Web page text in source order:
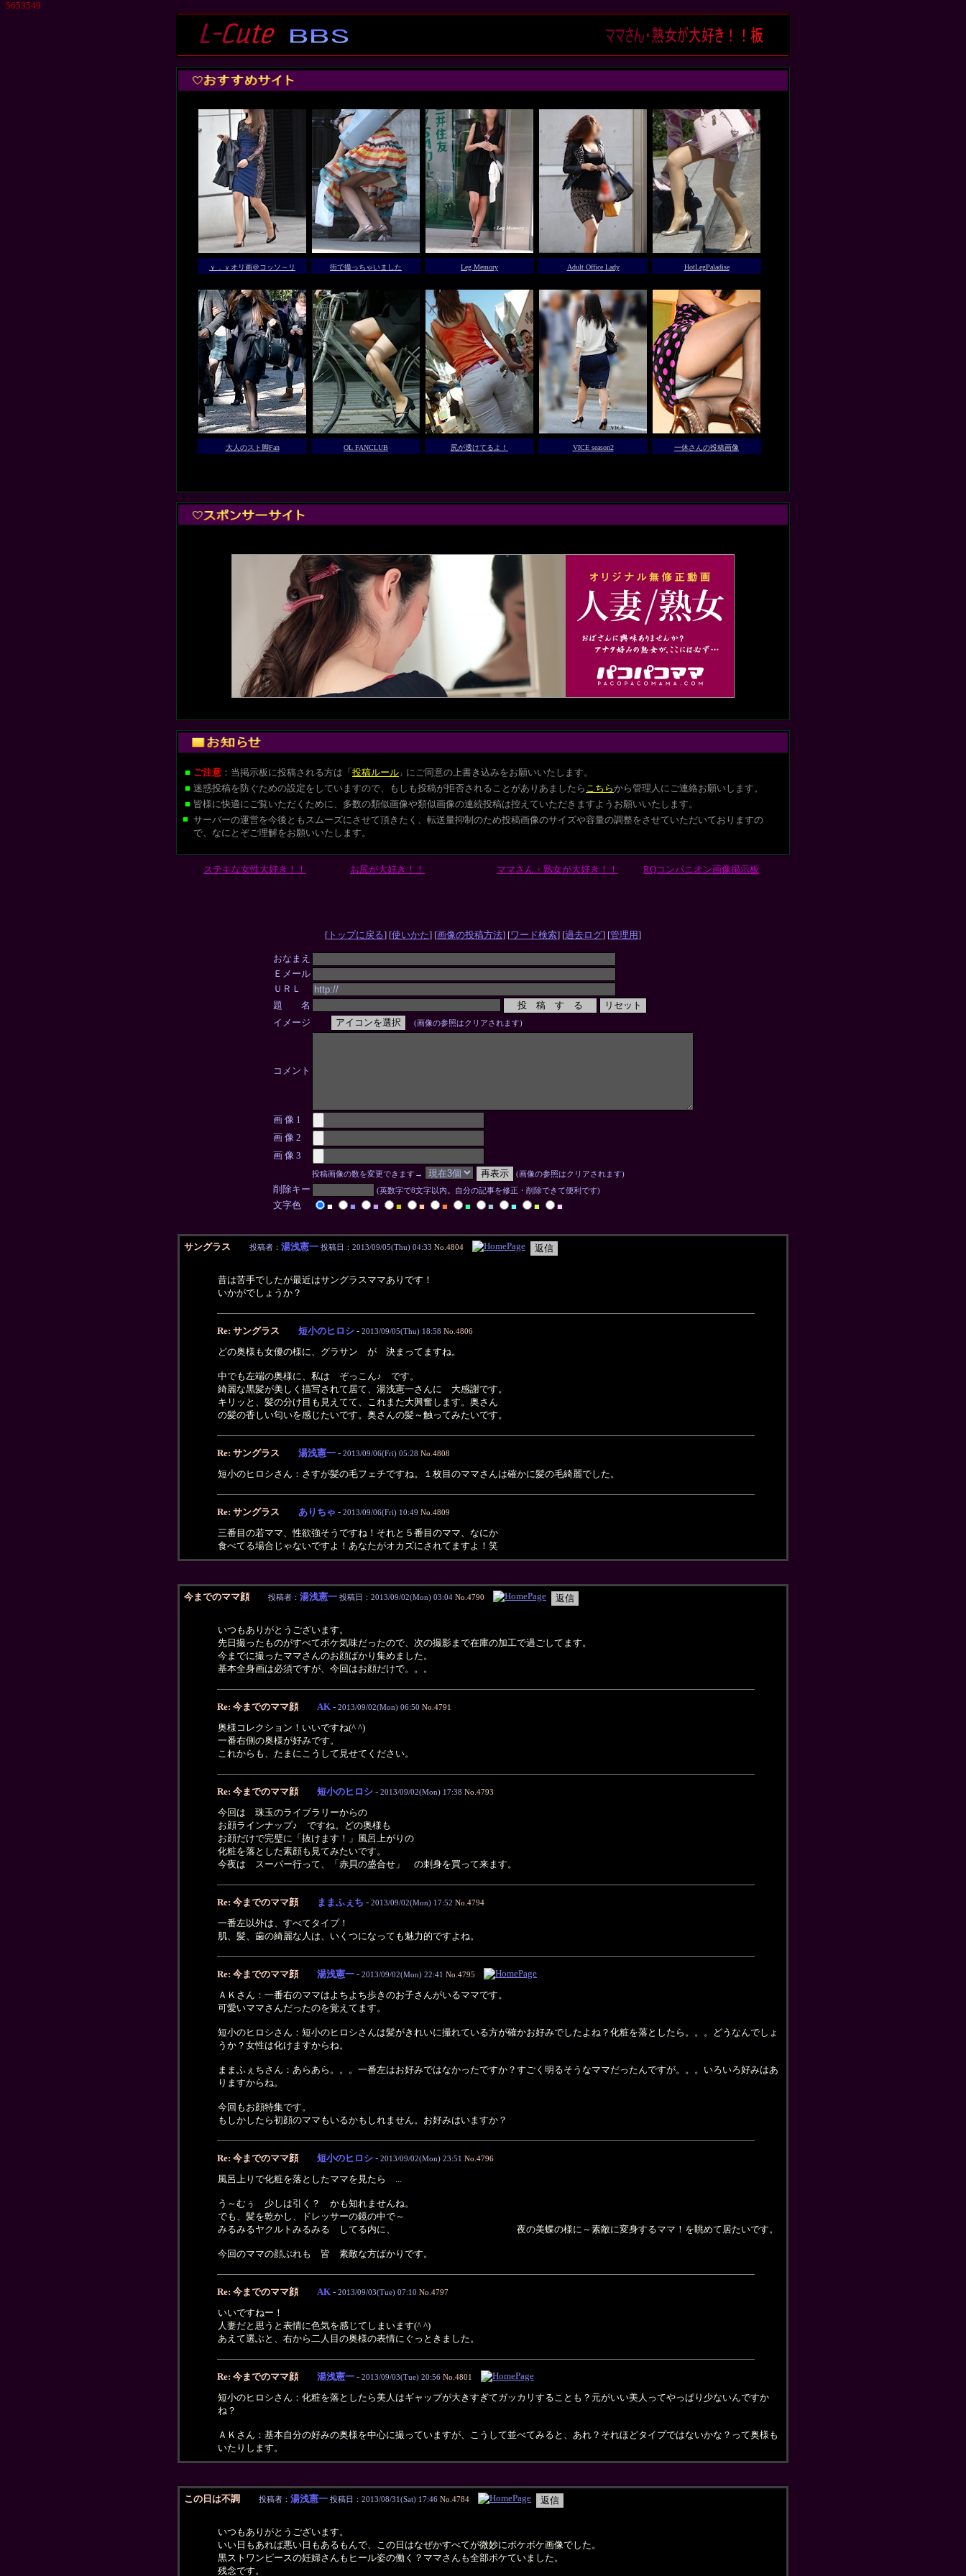
5653549
■ ご注意 ：当掲示板に投稿される方は 「 投稿ルール 」 にご同意の上書き込みをお願いいたします。
■ 迷惑投稿を防ぐための設定をしていますので、もしも投稿が拒否されることがありあましたら こちらから管理人にご連絡お願いします。
■ 皆様に快適にご覧いただくために、多数の類似画像や類似画像の連続投稿は控えていただきますようお願いいたします。
■ サーバーの運営を今後ともスムーズにさせて頂きたく、転送量抑制のため投稿画像のサイズや容量の調整をさせていただいておりますの
で、なにとぞご理解をお願いいたします。
ステキな女性大好き！！ お尻が大好き！！ ママさん・熟女が大好き！！ RQコンパニオン画像掲示板
[ トップに戻る] [使いかた] [画像の投稿方法] [ワード検索] [過去ログ] [管理用]
おなまえ
Ｅメール
ＵＲＬ
題 名
イメージ
(画像の参照はクリアされます)
コメント
画 像 1
画 像 2
画 像 3
投稿画像の数を変更できます→ (画像の参照はクリアされます)
削除キー (英数字で8文字以内。自分の記事を修正・削除できて便利です)
文字色 ■ ■ ■ ■ ■ ■ ■ ■ ■ ■ ■
サングラス 投稿者： 湯浅憲一 投稿日：2013/09/05(Thu) 04:33 No.4804
昔は苦手でしたが最近はサングラスママありです！
いかがでしょうか？
Re: サングラス 短小のヒロシ - 2013/09/05(Thu) 18:58 No.4806
どの奥様も女優の様に、グラサン が 決まってますね。
中でも左端の奥様に、私は ぞっこん♪ です。
綺麗な黒髪が美しく描写されて居て、湯浅憲一さんに 大感謝です。
キリッと、髪の分け目も見えてて、これまた大興奮します。奥さん
の髪の香しい匂いを感じたいです。奥さんの髪～触ってみたいです。
Re: サングラス 湯浅憲一 - 2013/09/06(Fri) 05:28 No.4808
短小のヒロシさん：さすが髪の毛フェチですね。１枚目のママさんは確かに髪の毛綺麗でした。
Re: サングラス ありちゃ - 2013/09/06(Fri) 10:49 No.4809
三番目の若ママ、性欲強そうですね！それと５番目のママ、なにか
食べてる場合じゃないですよ！あなたがオカズにされてますよ！笑
今までのママ顔 投稿者： 湯浅憲一 投稿日：2013/09/02(Mon) 03:04 No.4790
いつもありがとうございます。
先日撮ったものがすべてボケ気味だったので、次の撮影まで在庫の加工で過ごしてます。
今までに撮ったママさんのお顔ばかり集めました。
基本全身画は必須ですが、今回はお顔だけで。。。
Re: 今までのママ顔 AK - 2013/09/02(Mon) 06:50 No.4791
奥様コレクション！いいですね(^ ^)
一番右側の奥様が好みです。
これからも、たまにこうして見せてください。
Re: 今までのママ顔 短小のヒロシ - 2013/09/02(Mon) 17:38 No.4793
今回は 珠玉のライブラリーからの
お顔ラインナップ♪ ですね。どの奥様も
お顔だけで完璧に「抜けます！」風呂上がりの
化粧を落とした素顔も見てみたいです。
今夜は スーパー行って、「赤貝の盛合せ」 の刺身を買って来ます。
Re: 今までのママ顔 ままふぇち - 2013/09/02(Mon) 17:52 No.4794
一番左以外は、すべてタイプ！
肌、髪、歯の綺麗な人は、いくつになっても魅力的ですよね。
Re: 今までのママ顔 湯浅憲一 - 2013/09/02(Mon) 22:41 No.4795
ＡＫさん：一番右のママはよちよち歩きのお子さんがいるママです。
可愛いママさんだったのを覚えてます。
短小のヒロシさん：短小のヒロシさんは髪がきれいに撮れている方が確かお好みでしたよね？化粧を落としたら。。。どうなんでしょ
うか？女性は化けますからね。
ままふぇちさん：あらあら。。。一番左はお好みではなかったですか？すごく明るそうなママだったんですが。。。いろいろ好みはあ
りますからね。
今回もお顔特集です。
もしかしたら初顔のママもいるかもしれません。お好みはいますか？
Re: 今までのママ顔 短小のヒロシ - 2013/09/02(Mon) 23:51 No.4796
風呂上りで化粧を落としたママを見たら ...
う～むぅ 少しは引く？ かも知れませんね。
でも、髪を乾かし、ドレッサーの鏡の中で～
みるみるヤクルトみるみる してる内に、 夜の美蝶の様に～素敵に変身するママ！を眺めて居たいです。
今回のママの顔ぶれも 皆 素敵な方ばかりです。
Re: 今までのママ顔 AK - 2013/09/03(Tue) 07:10 No.4797
いいですねー！
人妻だと思うと表情に色気を感じてしまいます(^ ^)
あえて選ぶと、右から二人目の奥様の表情にぐっときました。
Re: 今までのママ顔 湯浅憲一 - 2013/09/03(Tue) 20:56 No.4801
短小のヒロシさん：化粧を落としたら美人はギャップが大きすぎてガッカリすることも？元がいい美人ってやっぱり少ないんですか
ね？
ＡＫさん：基本自分の好みの奥様を中心に撮っていますが、こうして並べてみると、あれ？それほどタイプではないかな？って奥様も
いたりします。
この日は不調 投稿者： 湯浅憲一 投稿日：2013/08/31(Sat) 17:46 No.4784
いつもありがとうございます。
いい日もあれば悪い日もあるもんで、この日はなぜかすべてが微妙にボケボケ画像でした。
黒ストワンピースの妊婦さんもヒール姿の働く？ママさんも全部ボケていました。
残念です。